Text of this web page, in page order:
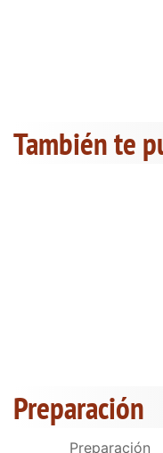
También te
Preparación
Preparación